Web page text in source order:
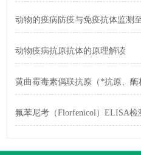
动物的疫病防疫与免疫抗体监测
动物疫病抗原抗体的原理解读
黄曲霉毒素偶联抗原（*抗原、
氟苯尼考（Florfenicol）ELISA检